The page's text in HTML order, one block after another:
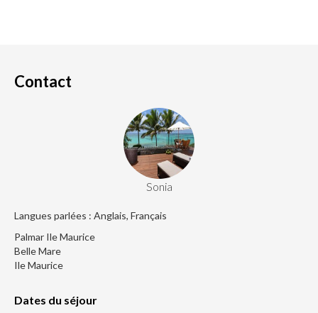
Contact
Sonia
Langues parlées : Anglais, Français
Palmar Ile Maurice
Belle Mare
Ile Maurice
Dates du séjour